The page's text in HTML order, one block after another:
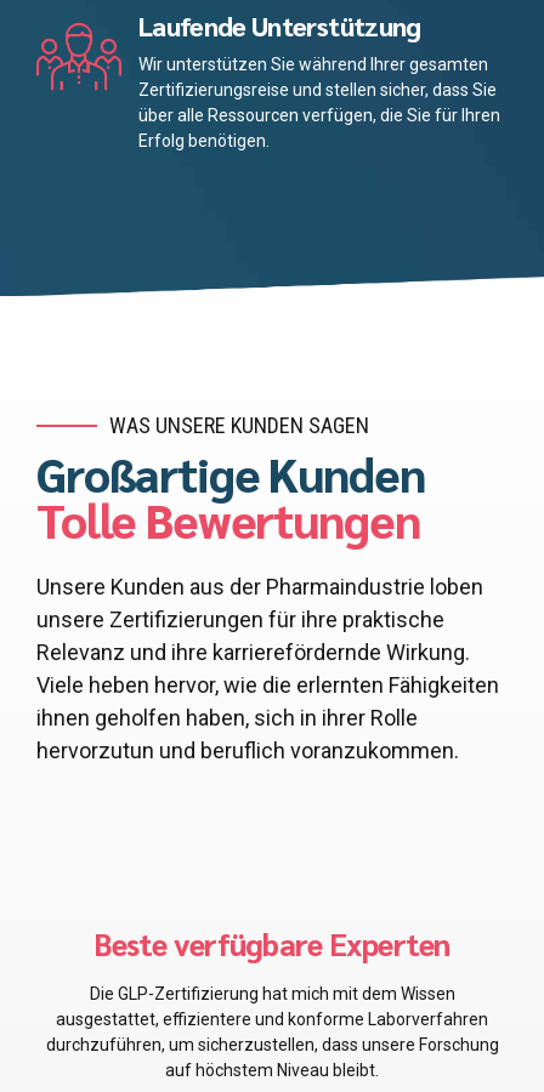
Laufende Unterstützung
Wir unterstützen Sie während Ihrer gesamten
Zertifizierungsreise und stellen sicher, dass Sie
über alle Ressourcen verfügen, die Sie für Ihren
Erfolg benötigen.
WAS UNSERE KUNDEN SAGEN
Großartige Kunden
Tolle Bewertungen
Unsere Kunden aus der Pharmaindustrie loben
unsere Zertifizierungen für ihre praktische
Relevanz und ihre karrierefördernde Wirkung.
Viele heben hervor, wie die erlernten Fähigkeiten
ihnen geholfen haben, sich in ihrer Rolle
hervorzutun und beruflich voranzukommen.
Die besten Leute für mich!
Die GMP-Zertifizierung vermittelte mir unschätzbare
Kenntnisse über Herstellungspraktiken, die unsere
Produktionsprozesse und die Einhaltung der Vorschriften
direkt verbessert haben.